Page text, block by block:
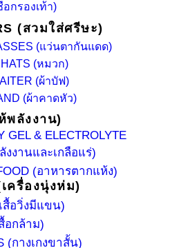
อกรองเท้า)
(สวมใส่ศรีษะ)
(แว่นตากันแดด)
(หมวก)
(ผ้าบัฟ)
(ผ้าคาดหัว)
พลังงาน)
GEL & ELECTROLYTE
งงานและเกลือแร่)
(อาหารตากแห้ง)
ครื่องนุ่งห่ม)
สื้อวิ่งมีแขน)
อกล้าม)
(กางเกงขาสั้น)